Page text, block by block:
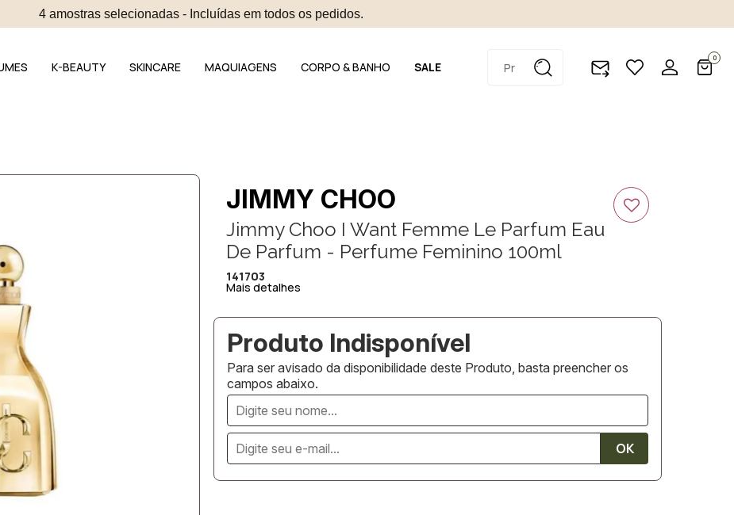
4 amostras selecionadas - Incluídas em todos os pedidos.
K-BEAUTY SKINCARE MAQUIAGENS CORPO & BANHO SALE
0
JIMMY CHOO
Jimmy Choo I Want Femme Le Parfum Eau
De Parfum - Perfume Feminino 100ml
141703
Mais detalhes
Para ser avisado da disponibilidade deste Produto, basta preencher os
campos abaixo.